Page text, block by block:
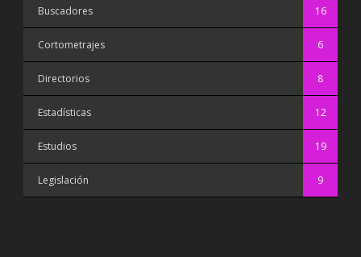
Buscadores 16
Cortometrajes 6
Directorios 8
Estadísticas 12
Estudios 19
Legislación 9